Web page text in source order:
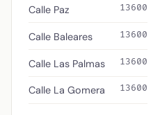
Calle Paz 13600
Calle Baleares 13600
Calle Las Palmas 13600
Calle La Gomera 13600